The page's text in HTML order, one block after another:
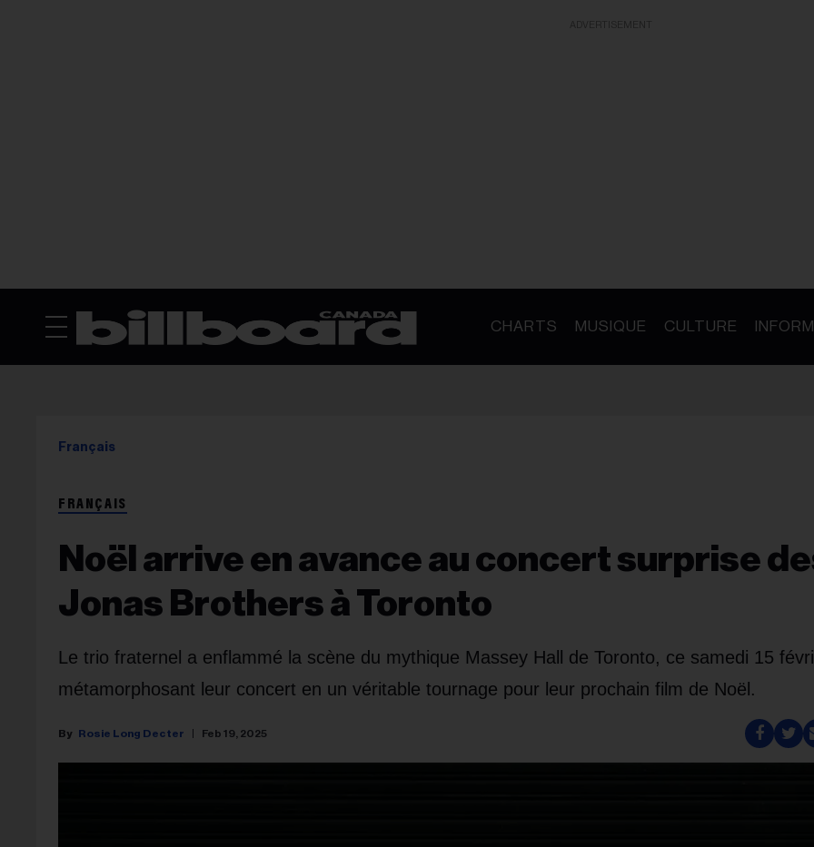
CHARTS MUSIQUE CULTURE
Français
FRANÇAIS
Noël arrive en avance au concert surprise
Jonas Brothers à Toronto
Le trio fraternel a enflammé la scène du mythique Massey Hall de Toronto, ce samedi 15
métamorphosant leur concert en un véritable tournage pour leur prochain film de Noël.
Rosie Long Decter Feb 19, 2025